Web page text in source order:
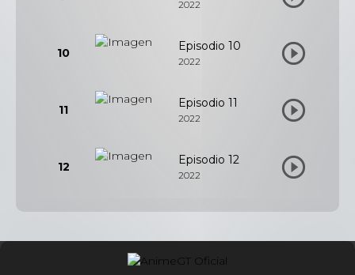
2022
10 Episodio 10
2022
11 Episodio 11
2022
12 Episodio 12
2022